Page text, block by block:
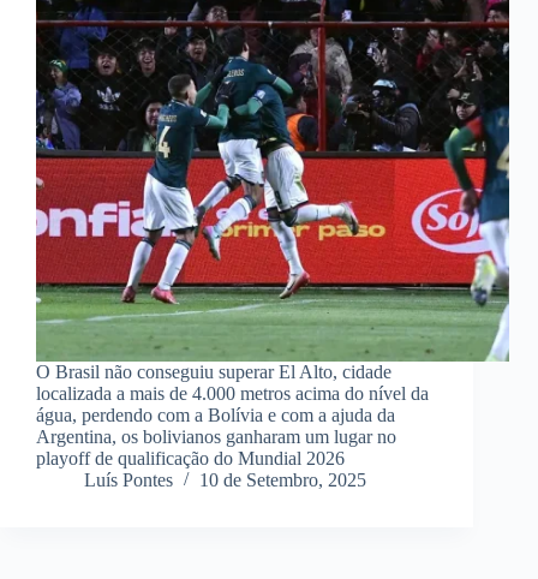
O Brasil não conseguiu superar El Alto, cidade
localizada a mais de 4.000 metros acima do nível da
água, perdendo com a Bolívia e com a ajuda da
Argentina, os bolivianos ganharam um lugar no
playoff de qualificação do Mundial 2026
Luís Pontes
10 de Setembro, 2025